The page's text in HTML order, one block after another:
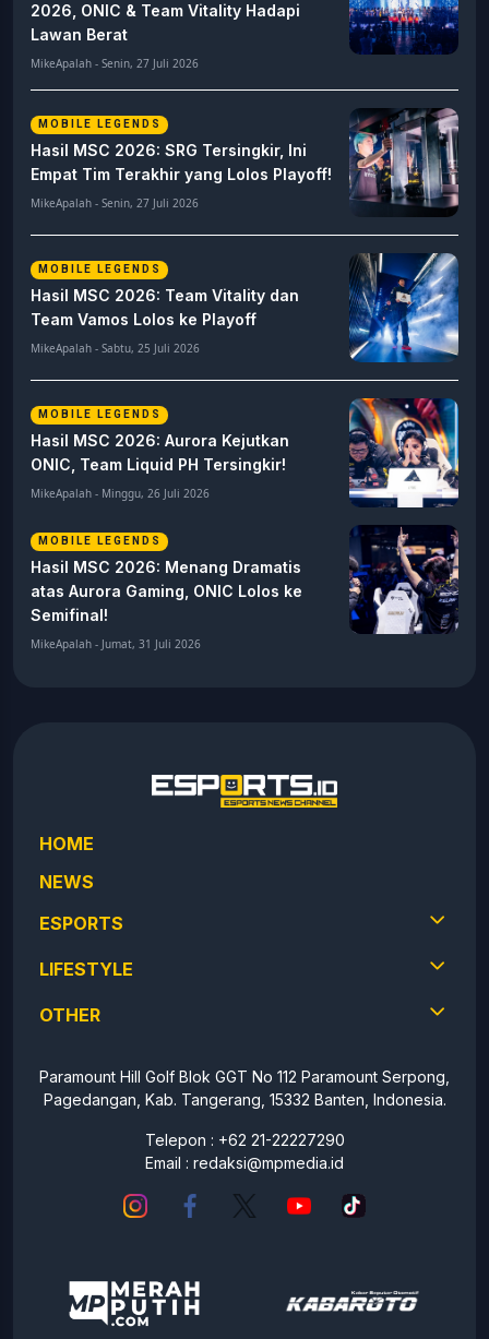
2026, ONIC & Team Vitality Hadapi
Lawan Berat
MikeApalah - Senin, 27 Juli 2026
MOBILE LEGENDS
Hasil MSC 2026: SRG Tersingkir, Ini
Empat Tim Terakhir yang Lolos Playoff!
MikeApalah - Senin, 27 Juli 2026
MOBILE LEGENDS
Hasil MSC 2026: Team Vitality dan
Team Vamos Lolos ke Playoff
MikeApalah - Sabtu, 25 Juli 2026
MOBILE LEGENDS
Hasil MSC 2026: Aurora Kejutkan
ONIC, Team Liquid PH Tersingkir!
MikeApalah - Minggu, 26 Juli 2026
MOBILE LEGENDS
Hasil MSC 2026: Menang Dramatis
atas Aurora Gaming, ONIC Lolos ke
Semifinal!
MikeApalah - Jumat, 31 Juli 2026
HOME
NEWS
ESPORTS
LIFESTYLE
OTHER
Paramount Hill Golf Blok GGT No 112 Paramount Serpong,
Pagedangan, Kab. Tangerang, 15332 Banten, Indonesia.
Telepon : +62 21-22227290
Email : redaksi@mpmedia.id